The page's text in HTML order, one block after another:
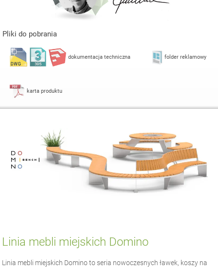
Pliki do pobrania
dokumentacja techniczna folder reklamowy
karta produktu
Linia mebli miejskich Domino
Linia mebli miejskich Domino to seria nowoczesnych ławek, koszy na